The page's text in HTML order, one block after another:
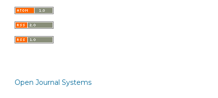
Open Journal Systems